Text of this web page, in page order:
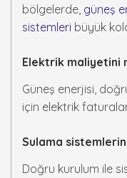
bölgelerde, güneş
sistemleri büyük
Elektrik maliyetini
Güneş enerjisi,
için elektrik
Sulama
Doğru kurulum ile